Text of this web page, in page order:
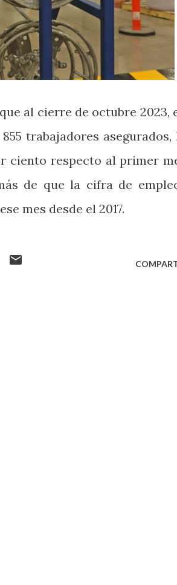
al cierre de octubre 2023,
trabajadores asegurados,
ciento respecto al primer
de que la cifra de
mes desde el 2017.